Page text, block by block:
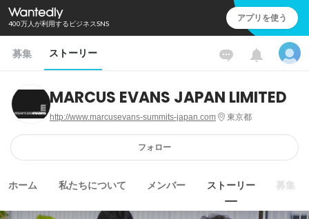
400万人が利用するビジネスSNS アプリを使う
募集 ストーリー
MARCUS EVANS JAPAN LIMITED
http://www.marcusevans-summits-japan.com 東京都
フォロー
ホーム 私たちについて メンバー ストーリー 募集